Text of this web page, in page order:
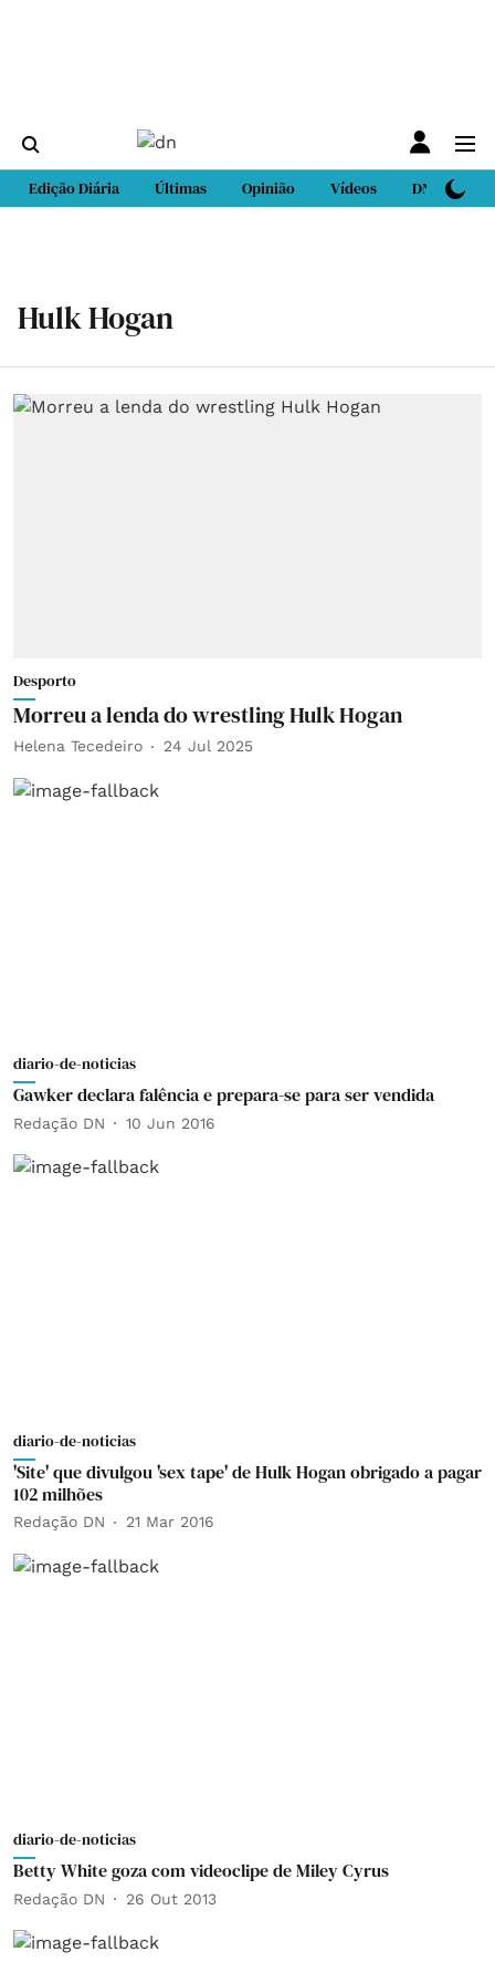
Edição Diária Últimas Opinião Vídeos DN Sport
Hulk Hogan
Desporto
Morreu a lenda do wrestling Hulk Hogan
Helena Tecedeiro 24 Jul 2025
diario-de-noticias
Gawker declara falência e prepara-se para ser vendida
Redação DN 10 Jun 2016
diario-de-noticias
'Site' que divulgou 'sex tape' de Hulk Hogan obrigado a pagar
102 milhões
Redação DN 21 Mar 2016
diario-de-noticias
Betty White goza com videoclipe de Miley Cyrus
Redação DN 26 Out 2013